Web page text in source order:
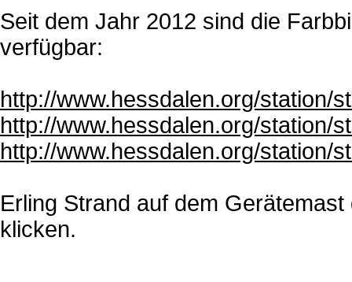
Seit dem Jahr 2012 sind die
verfügbar:
http://www.hessdalen.org/station/
http://www.hessdalen.org/station/
http://www.hessdalen.org/station/
Erling Strand auf dem
klicken.